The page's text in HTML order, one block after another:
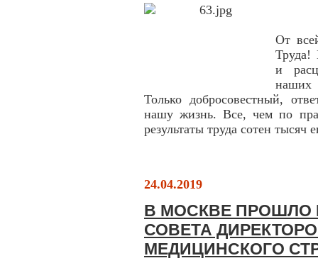
От
Труда!
и
наших
Только добросовестный,
нашу жизнь. Все, чем по
результаты труда сотен тысяч
24.04.2019
В МОСКВЕ
СОВЕТА
МЕДИЦИНСКОГО